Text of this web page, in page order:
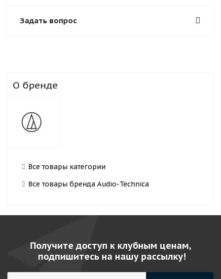
Задать вопрос
О бренде
Все товары категории
Все товары бренда Audio-Technica
Получите доступ к клубным ценам,
подпишитесь на нашу рассылку!